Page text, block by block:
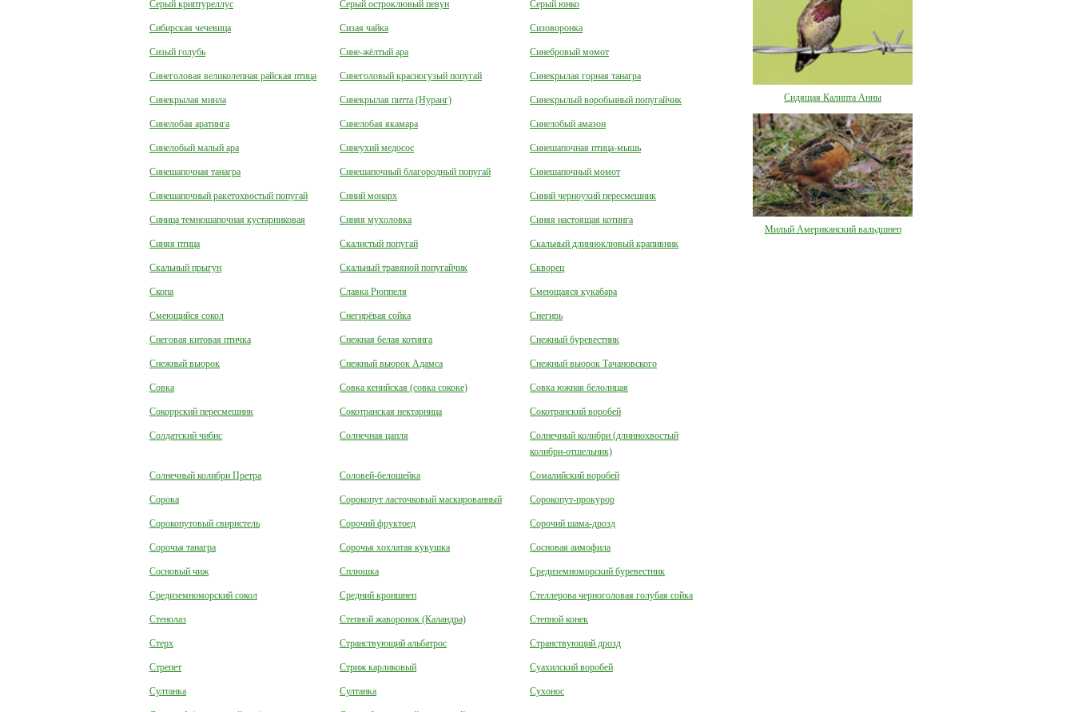
Серый криптуреллус Серый остроклювый певун Серый юнко
Сибирская чечевица Сизая чайка Сизоворонка
Сизый голубь Сине-жёлтый ара Синебровый момот
Синеголовая великолепная райская птица Синеголовый красногузый попугай Синекрылая горная танагра
Синекрылая минла Синекрылая питта (Нуранг) Синекрылый воробьиный попугайчик
Синелобая аратинга Синелобая якамара Синелобый амазон
Синелобый малый ара Синеухий медосос Синешапочная птица-мышь
Синешапочная танагра Синешапочный благородный попугай Синешапочный момот
Синешапочный ракетохвостый попугай Синий монарх Синий черноухий пересмешник
Синица темношапочная кустарниковая Синяя мухоловка Синяя настоящая котинга
Синяя птица Скалистый попугай Скальный длинноклювый крапивник
Скальный прыгун Скальный травяной попугайчик Скворец
Скопа Славка Рюппеля Смеющаяся кукабара
Смеющийся сокол Снегирёвая сойка Снегирь
Снеговая китовая птичка Снежная белая котинга Снежный буревестник
Снежный вьюрок Снежный вьюрок Адамса Снежный вьюрок Тачановского
Совка Совка кенийская (совка сококе) Совка южная белолицая
Сокоррский пересмешник Сокотранская нектарница Сокотранский воробей
Солдатский чибис Солнечная цапля
Солнечный колибри (длиннохвостый
колибри-отшельник)
Солнечный колибри Претра Соловей-белошейка Сомалийский воробей
Сорока Сорокопут ласточковый маскированный Сорокопут-прокурор
Сорокопутовый свиристель Сорочий фруктоед Сорочий шама-дрозд
Сорочья танагра Сорочья хохлатая кукушка Сосновая аимофила
Сосновый чиж Сплюшка Средиземноморский буревестник
Средиземноморский сокол Средний кроншнеп Стеллерова черноголовая голубая сойка
Стенолаз Степной жаворонок (Каландра) Степной конек
Стерх Странствующий альбатрос Странствующий дрозд
Стрепет Стриж карликовый Суахилский воробей
Султанка Султанка Сухонос
Сидящая Калипта Анны
Милый Американский вальдшнеп